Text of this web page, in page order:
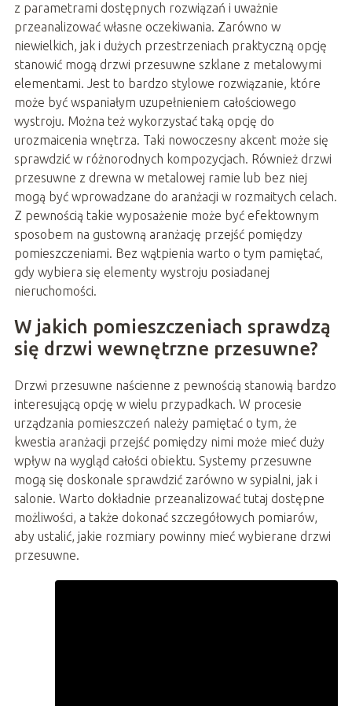
z parametrami dostępnych rozwiązań i uważnie
przeanalizować własne oczekiwania. Zarówno w
niewielkich, jak i dużych przestrzeniach praktyczną opcję
stanowić mogą drzwi przesuwne szklane z metalowymi
elementami. Jest to bardzo stylowe rozwiązanie, które
może być wspaniałym uzupełnieniem całościowego
wystroju. Można też wykorzystać taką opcję do
urozmaicenia wnętrza. Taki nowoczesny akcent może się
sprawdzić w różnorodnych kompozycjach. Również drzwi
przesuwne z drewna w metalowej ramie lub bez niej
mogą być wprowadzane do aranżacji w rozmaitych celach.
Z pewnością takie wyposażenie może być efektownym
sposobem na gustowną aranżację przejść pomiędzy
pomieszczeniami. Bez wątpienia warto o tym pamiętać,
gdy wybiera się elementy wystroju posiadanej
nieruchomości.
W jakich pomieszczeniach sprawdzą
się drzwi wewnętrzne przesuwne?
Drzwi przesuwne naścienne z pewnością stanowią bardzo
interesującą opcję w wielu przypadkach. W procesie
urządzania pomieszczeń należy pamiętać o tym, że
kwestia aranżacji przejść pomiędzy nimi może mieć duży
wpływ na wygląd całości obiektu. Systemy przesuwne
mogą się doskonale sprawdzić zarówno w sypialni, jak i
salonie. Warto dokładnie przeanalizować tutaj dostępne
możliwości, a także dokonać szczegółowych pomiarów,
aby ustalić, jakie rozmiary powinny mieć wybierane drzwi
przesuwne.